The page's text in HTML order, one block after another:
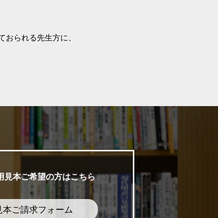
られる先生方に、
見本ご希望の方はこちら
本ご請求フォーム